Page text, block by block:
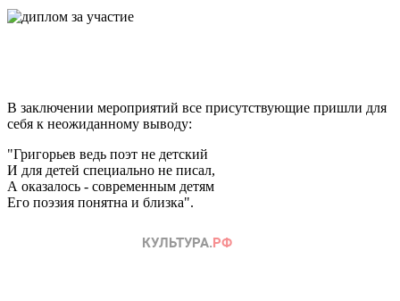
В заключении мероприятий все присутствующие пришли для
себя к неожиданному выводу:
"Григорьев ведь поэт не детский
И для детей специально не писал,
А оказалось - современным детям
Его поэзия понятна и близка".